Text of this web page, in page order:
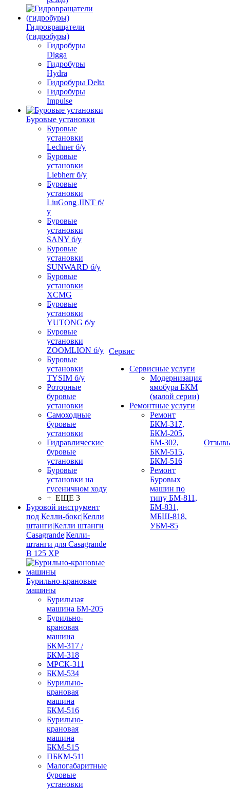
Гидровращатели
(гидробуры)
Гидробуры
Digga
Гидробуры
Hydra
Гидробуры Delta
Гидробуры
Impulse
Буровые установки
Буровые
установки
Lechner б/у
Буровые
установки
Liebherr б/у
Буровые
установки
LiuGong JINT б/
у
Буровые
установки
SANY б/у
Буровые
установки
SUNWARD б/у
Буровые
установки
XCMG
Буровые
установки
YUTONG б/у
Буровые
установки
ZOOMLION б/у
Буровые
установки
TYSIM б/у
Роторные
буровые
установки
Самоходные
буровые
установки
Гидравлические
буровые
установки
Буровые
установки на
гусеничном ходу
+ ЕЩЕ 3
Буровой инструмент
под Келли-бокс|Келли
штанги|Келли штанги
Casagrande|Келли-
штанги для Casagrande
B 125 XP
Бурильно-крановые
машины
Бурильная
машина БМ-205
Бурильно-
крановая
машина
БКМ-317 /
БКМ-318
МРСК-311
БКМ-534
Бурильно-
крановая
машина
БКМ-516
Бурильно-
крановая
машина
БКМ-515
ПБКМ-511
Малогабаритные
буровые
установки
Сервис
Сервисные услуги
Модернизация
ямобура БКМ
(малой серии)
Ремонтные услуги
Ремонт
БКМ-317,
БКМ-205,
БМ-302,
БКМ-515,
БКМ-516
Ремонт
Буровых
машин по
типу БМ-811,
БМ-831,
МБШ-818,
УБМ-85